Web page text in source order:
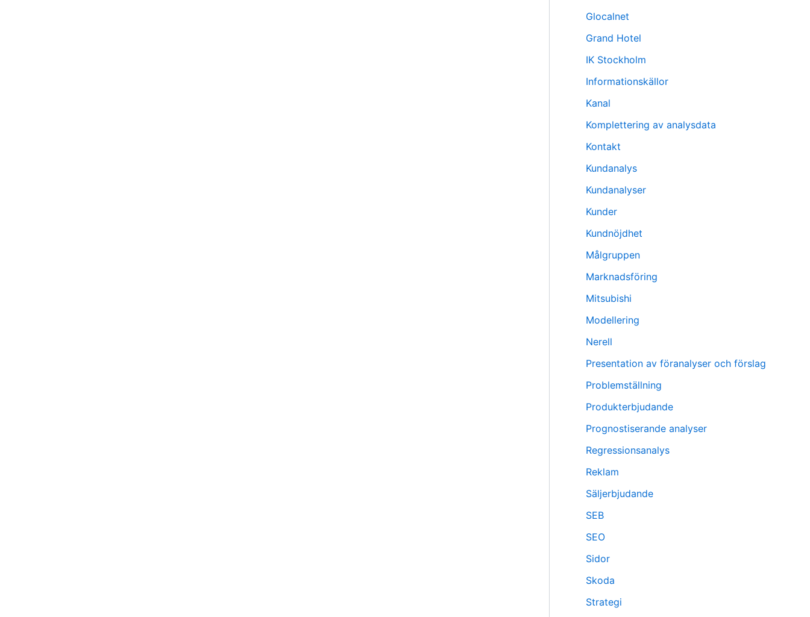
Glocalnet
Grand Hotel
IK Stockholm
Informationskällor
Kanal
Komplettering av analysdata
Kontakt
Kundanalys
Kundanalyser
Kunder
Kundnöjdhet
Målgruppen
Marknadsföring
Mitsubishi
Modellering
Nerell
Presentation av föranalyser och förslag
Problemställning
Produkterbjudande
Prognostiserande analyser
Regressionsanalys
Reklam
Säljerbjudande
SEB
SEO
Sidor
Skoda
Strategi